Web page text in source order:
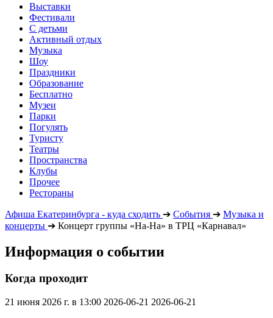
Выставки
Фестивали
С детьми
Активный отдых
Музыка
Шоу
Праздники
Образование
Бесплатно
Музеи
Парки
Погулять
Туристу
Театры
Пространства
Клубы
Прочее
Рестораны
Афиша Екатеринбурга - куда сходить ➔ События ➔ Музыка и
концерты ➔ Концерт группы «На-На» в ТРЦ «Карнавал»
Информация о событии
Когда проходит
21 июня 2026 г. в 13:00 2026-06-21 2026-06-21